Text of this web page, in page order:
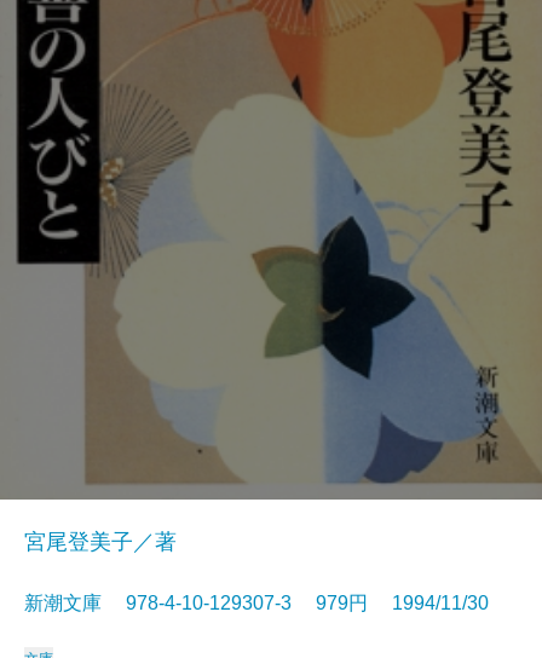
宮尾登美子／著
新潮文庫 978-4-10-129307-3 979円 1994/11/30